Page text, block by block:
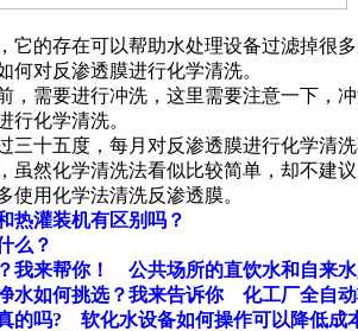
存在可以帮助水处理设备过滤掉很
何对反渗透膜进行化学清洗。
要进行冲洗，这里需要注意一下，
行化学清洗。
五度，每月对反渗透膜进行化学清洗
化学清洗法看似比较简单，却不建
用化学法清洗反渗透膜。
热灌装机有区别吗？
么？
我来帮你！ 公共场所的直饮水和自来
水如何挑选？我来告诉你 化工厂全自
的吗? 软化水设备如何操作可以降低成